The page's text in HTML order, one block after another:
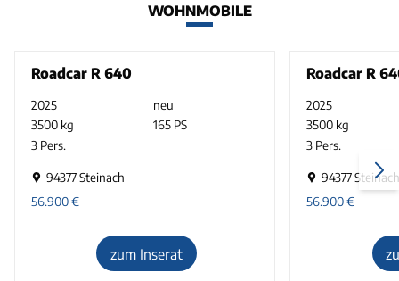
WOHNMOBILE
Roadcar R 640
2025
neu
3500 kg
165 PS
3 Pers.
94377 Steinach
56.900€
zum Inserat
Roadcar R
2025
3500 kg
3 Pers.
94377 Steinach
56.900€